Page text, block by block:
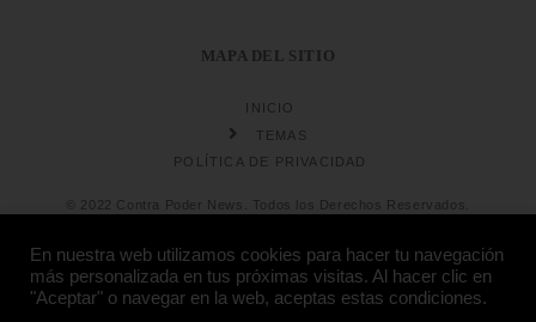
MAPA DEL SITIO
INICIO
TEMAS
POLÍTICA DE PRIVACIDAD
© 2022 Contra Poder News. Todos los Derechos Reservados.
En nuestra web utilizamos cookies para hacer tu navegación
más personalizada en tus próximas visitas. Al hacer clic en
"Aceptar" o navegar en la web, aceptas estas condiciones.